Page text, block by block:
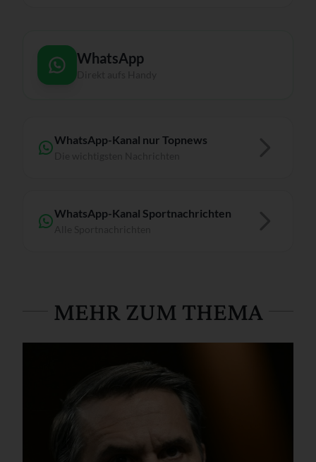
WhatsApp
WhatsApp-Kanal nur Topnews
WhatsApp-Kanal Sportnachrichten
MEHR ZUM THEMA